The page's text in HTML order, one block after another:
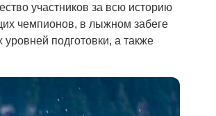
участников за всю историю
чемпионов, в лыжном забеге
подготовки, а также